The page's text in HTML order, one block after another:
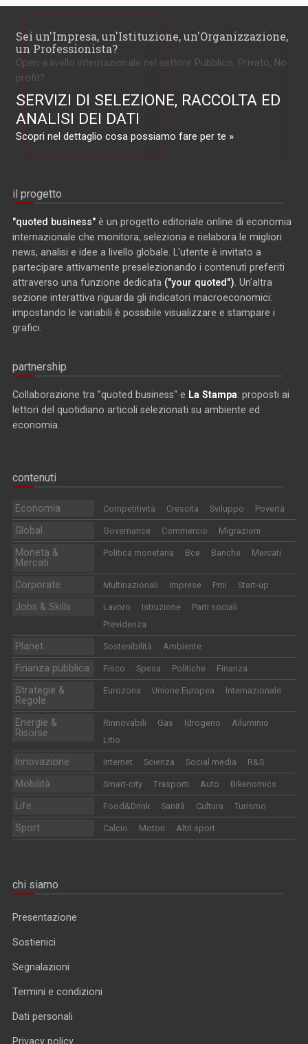
Sei un'Impresa, un'Istituzione, un'Organizzazione,
un Professionista?
Operi a livello internazionale nel settore Pubblico, Privato, No-
profit?
SERVIZI DI SELEZIONE, RACCOLTA ED
ANALISI DEI DATI
Scopri nel dettaglio cosa possiamo fare per te »
il progetto
"quoted business" è un progetto editoriale online di economia
internazionale che monitora, seleziona e rielabora le migliori
news, analisi e idee a livello globale. L'utente è invitato a
partecipare attivamente preselezionando i contenuti preferiti
attraverso una funzione dedicata ("your quoted") . Un'altra
sezione interattiva riguarda gli indicatori macroeconomici:
impostando le variabili è possibile visualizzare e stampare i
grafici.
partnership
Collaborazione tra "quoted business" e La Stampa: proposti ai
lettori del quotidiano articoli selezionati su ambiente ed
economia.
contenuti
Economia Competitività Crescita Sviluppo Povertà
Global Governance Commercio Migrazioni
Moneta &
Mercati
Politica monetaria Bce Banche Mercati
Corporate Multinazionali Imprese Pmi Start-up
Jobs & Skills Lavoro Istruzione
Parti sociali
Previdenza
Planet Sostenibilità Ambiente
Finanza pubblica Fisco Spesa Politiche Finanza
Strategie &
Regole
Eurozona Unione Europea Internazionale
Energie &
Risorse
Rinnovabili Gas Idrogeno
Alluminio
Litio
Innovazione Internet Scienza Social media R&S
Mobilità Smart-city Trasporti Auto Bikenomics
Life Food&Drink Sanità Cultura Turismo
Sport Calcio Motori Altri sport
chi siamo
Presentazione
Sostienici
Segnalazioni
Termini e condizioni
Dati personali
Privacy policy